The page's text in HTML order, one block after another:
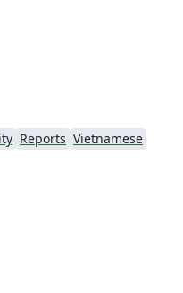
Reports Vietnamese